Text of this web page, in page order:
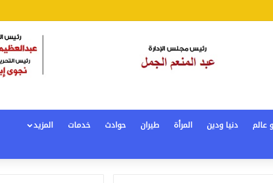
عالم دنيا ودين المرأة طيران حوادث خدمات
المزيد